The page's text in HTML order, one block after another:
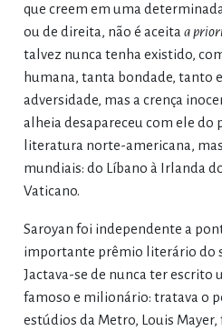
que creem em uma
ou de direita, não é aceita a
talvez nunca tenha existido,
humana, tanta bondade, tanto
adversidade, mas a crença
alheia desapareceu com ele do
literatura norte-americana,
mundiais: do Líbano à Irlanda
Vaticano.
Saroyan foi independente a
importante prêmio literário do
Jactava-se de nunca ter escrito
famoso e milionário: tratava o
estúdios da Metro, Louis